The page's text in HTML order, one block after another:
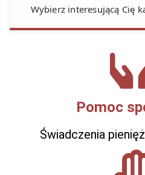
Wybierz interesującą Cię
Pomoc
Świadczenia